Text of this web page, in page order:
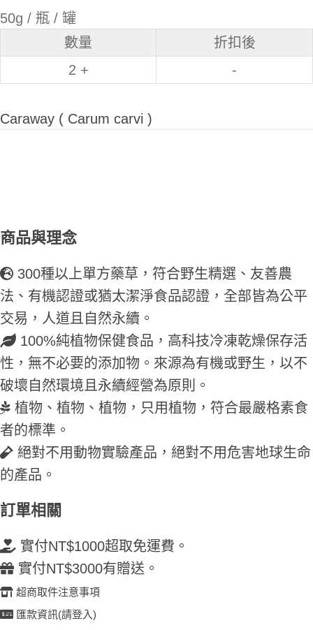
50g / 瓶 / 罐
數量
折扣後
2 +
-
Caraway ( Carum carvi )
商品與理念
300種以上單方藥草，符合野生精選、友善農
法、有機認證或猶太潔淨食品認證，全部皆為公平
交易，人道且自然永續。
100%純植物保健食品，高科技冷凍乾燥保存活
性，無不必要的添加物。來源為有機或野生，以不
破壞自然環境且永續經營為原則。
植物、植物、植物，只用植物，符合最嚴格素食
者的標準。
絕對不用動物實驗產品，絕對不用危害地球生命
的產品。
訂單相關
實付NT$1000超取免運費。
實付NT$3000有贈送。
超商取件注意事項
匯款資訊(請登入)